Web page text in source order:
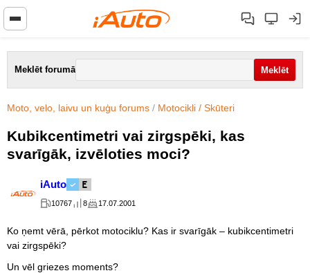
Meklēt forumā
Moto, velo, laivu un kuģu forums / Motocikli / Skūteri
Kubikcentimetri vai zirgspēki, kas
svarīgāk, izvēloties moci?
iAuto
10767 8 17.07.2001
Ko ņemt vērā, pērkot motociklu? Kas ir svarīgāk – kubikcentimetri
vai zirgspēki?
Un vēl griezes moments?